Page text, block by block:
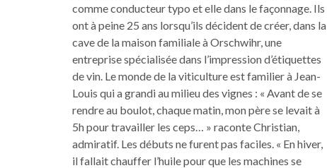
comme conducteur typo et elle dans le façonnage. Ils
ont à peine 25 ans lorsqu’ils décident de créer, dans la
cave de la maison familiale à Orschwihr, une
entreprise spécialisée dans l’impression d’étiquettes
de vin. Le monde de la viticulture est familier à Jean-
Louis qui a grandi au milieu des vignes : « Avant de se
rendre au boulot, chaque matin, mon père se levait à
5h pour travailler les ceps… » raconte Christian,
admiratif. Les débuts ne furent pas faciles. « En hiver,
il fallait chauffer l’huile pour que les machines se